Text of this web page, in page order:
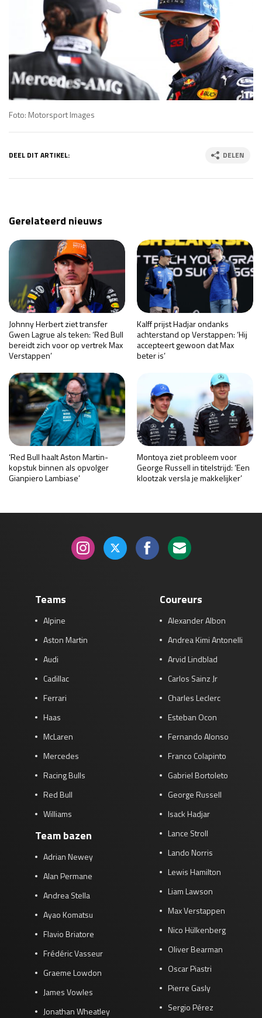
Foto: Motorsport Images
DEEL DIT ARTIKEL: DELEN
Gerelateerd nieuws
Johnny Herbert ziet transfer
Gwen Lagrue als teken: ‘Red Bull
bereidt zich voor op vertrek Max
Verstappen’
Kalff prijst Hadjar ondanks
achterstand op Verstappen: ‘Hij
accepteert gewoon dat Max
beter is’
‘Red Bull haalt Aston Martin-
kopstuk binnen als opvolger
Gianpiero Lambiase’
Montoya ziet probleem voor
George Russell in titelstrijd: ‘Een
klootzak versla je makkelijker’
Teams
Alpine
Aston Martin
Audi
Cadillac
Ferrari
Haas
McLaren
Mercedes
Racing Bulls
Red Bull
Williams
Team bazen
Adrian Newey
Alan Permane
Andrea Stella
Ayao Komatsu
Flavio Briatore
Frédéric Vasseur
Graeme Lowdon
James Vowles
Jonathan Wheatley
Coureurs
Alexander Albon
Andrea Kimi Antonelli
Arvid Lindblad
Carlos Sainz Jr
Charles Leclerc
Esteban Ocon
Fernando Alonso
Franco Colapinto
Gabriel Bortoleto
George Russell
Isack Hadjar
Lance Stroll
Lando Norris
Lewis Hamilton
Liam Lawson
Max Verstappen
Nico Hülkenberg
Oliver Bearman
Oscar Piastri
Pierre Gasly
Sergio Pérez